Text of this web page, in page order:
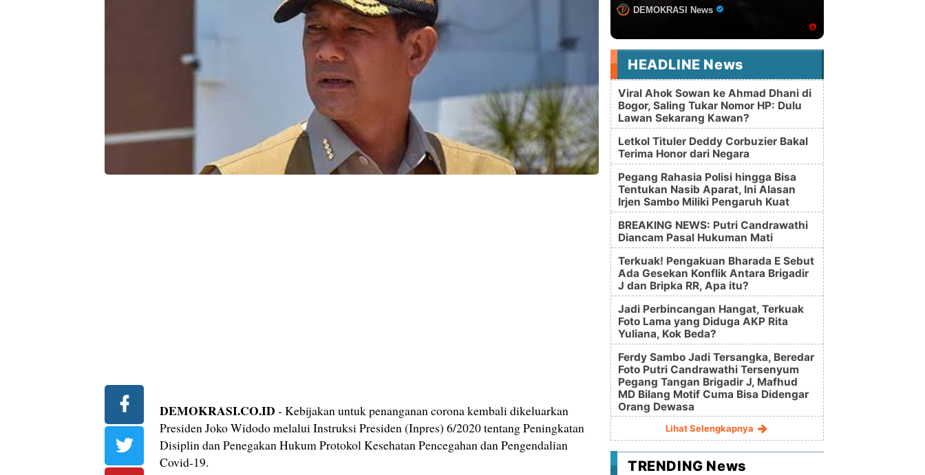
DEMOKRASI.CO.ID - Kebijakan untuk penanganan corona kembali dikeluarkan
Presiden Joko Widodo melalui Instruksi Presiden (Inpres) 6/2020 tentang Peningkatan
Disiplin dan Penegakan Hukum Protokol Kesehatan Pencegahan dan Pengendalian
Covid-19.
DEMOKRASI News
HEADLINE News
Viral Ahok Sowan ke Ahmad Dhani di
Bogor, Saling Tukar Nomor HP: Dulu
Lawan Sekarang Kawan?
Letkol Tituler Deddy Corbuzier Bakal
Terima Honor dari Negara
Pegang Rahasia Polisi hingga Bisa
Tentukan Nasib Aparat, Ini Alasan
Irjen Sambo Miliki Pengaruh Kuat
BREAKING NEWS: Putri Candrawathi
Diancam Pasal Hukuman Mati
Terkuak! Pengakuan Bharada E Sebut
Ada Gesekan Konflik Antara Brigadir
J dan Bripka RR, Apa itu?
Jadi Perbincangan Hangat, Terkuak
Foto Lama yang Diduga AKP Rita
Yuliana, Kok Beda?
Ferdy Sambo Jadi Tersangka, Beredar
Foto Putri Candrawathi Tersenyum
Pegang Tangan Brigadir J, Mafhud
MD Bilang Motif Cuma Bisa Didengar
Orang Dewasa
Lihat Selengkapnya
TRENDING News